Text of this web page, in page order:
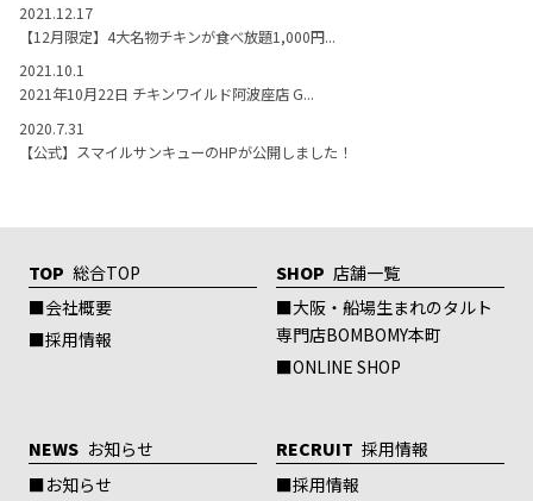
2021.12.17
【12月限定】4大名物チキンが食べ放題1,000円...
2021.10.1
2021年10月22日 チキンワイルド阿波座店 G...
2020.7.31
【公式】スマイルサンキューのHPが公開しました！
TOP 総合TOP
会社概要
採用情報
SHOP 店舗一覧
大阪・船場生まれのタルト
専門店BOMBOMY本町
ONLINE SHOP
NEWS お知らせ
お知らせ
RECRUIT 採用情報
採用情報